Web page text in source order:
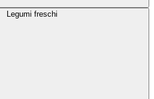
Legumi freschi